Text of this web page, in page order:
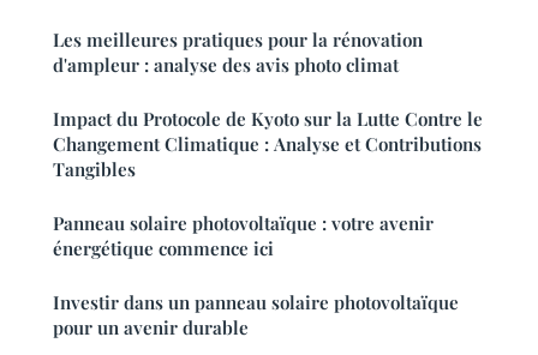
Les meilleures pratiques pour la rénovation
d'ampleur : analyse des avis photo climat
Impact du Protocole de Kyoto sur la Lutte Contre le
Changement Climatique : Analyse et Contributions
Tangibles
Panneau solaire photovoltaïque : votre avenir
énergétique commence ici
Investir dans un panneau solaire photovoltaïque
pour un avenir durable